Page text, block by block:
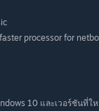
processor for
10 และเวอร์ชันที่ใ